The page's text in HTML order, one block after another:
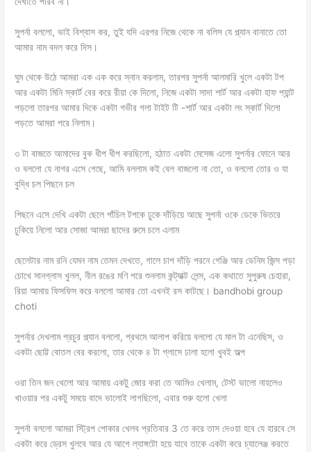
সুপর্না বললো, ভাই বিশ্বাস কর, তুই যদি এরপর নিজে থেকে না বলিস যে প্ল্যান বানাতে তো
আমার নাম বদল করে দিস।
ঘুম থেকে উঠে আমরা এক এক করে স্নান করলাম, তারপর সুপর্না আলমারি খুলে একটা টপ
আর একটা মিনি স্কার্ট বের করে রীয়া কে দিলো, নিজে একটা সাদা শার্ট আর একটা হাফ প্যান্ট
পড়লো তারপর আমার দিকে একটা গভীর গলা টাইট টি -শার্ট আর একটা লং স্কার্ট দিলো
পড়তে আমরা পরে নিলাম।
৩ টা বাজতে আমাদের বুক ধীপ ধীপ করছিলো, হঠাত একটা মেসেজ এলো সুপর্নার ফোনে আর
ও বললো যে নাগর এসে গেছে, আমি বললাম কই বেল বাজলো না তো, ও বললো তোর ও যা
বুদ্ধি চল পিছনে চল
পিছনে এসে দেখি একটা ছেলে পাঁচিল টপকে ঢুকে দাঁড়িয়ে আছে সুপর্না ওকে ডেকে ভিতরে
ঢুকিয়ে নিলো আর সোজা আমরা ছাদের রুমে চলে এলাম
ছেলেটার নাম রনি যেমন নাম তেমন দেখতে, গালে চাপ দাঁড়ি পরনে গেঞ্জি আর ডেনিম জিন্স পড়া
চোখে সানগ্লাস খুলল, নীল রঙের মণি পরে শুনলাম কন্ট্যাক্ট লেন্স, এক কথাতে সুপুরুষ চেহারা,
রিয়া আমায় ফিসফিস করে বললো আমার তো এখনই রস কাটছে। bandhobi group
choti
সুপর্নার দেখলাম প্রচুর প্ল্যান বললো, প্রথমে আলাপ করিয়ে বললো যে মাল টা এনেছিস, ও
একটা ছোট্ট বোতল বের করলো, তার থেকে ৪ টা গ্লাসে ঢালা হলো খুবই অল্প
ওরা তিন জন খেলো আর আমায় একটু জোর করা তে আমিও খেলাম, টেস্ট ভালো নাহলেও
খাওয়ার পর একটু সময়ে বাদে ভালোই লাগছিলো, এবার শুরু হলো খেলা
সুপর্না বললো আমরা স্ট্রিপ পোকার খেলব প্রতিবার 3 তে করে তাস দেওয়া হবে যে হারবে সে
একটা করে ড্রেস খুলবে আর যে আগে ল্যাঙ্গটো হয়ে যাবে তাকে একটা করে চ্যালেঞ্জ করতে